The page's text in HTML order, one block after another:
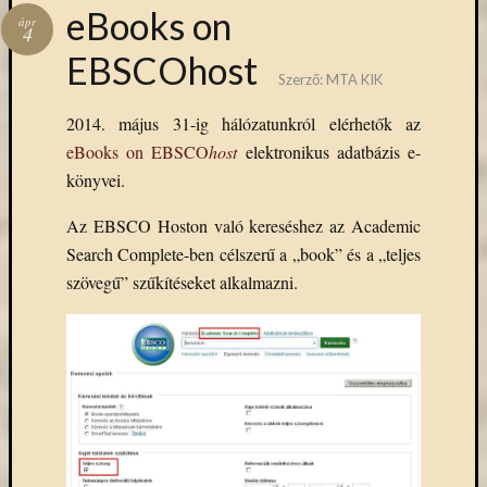
eBooks on
EBSCOhost
ápr
4
Szerző: MTA KIK
2014. május 31-ig hálózatunkról elérhetők az
eBooks on EBSCOhostelektronikus adatbázis e-
könyvei.
Az EBSCO Hoston való kereséshez az Academic
Search Complete-ben célszerű a „book” és a „teljes
szövegű” szűkítéseket alkalmazni.